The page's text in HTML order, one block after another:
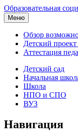
Образовательная
Меню
Обзор
Детский
Аттестация
Детский сад
Начальная
Школа
НПО и СПО
ВУЗ
Навигация